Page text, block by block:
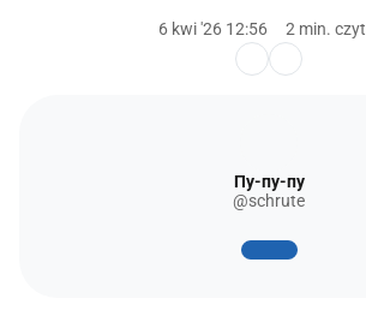
6 kwi '26 12:56 2 min.
Пу-пу-пу
@schrute